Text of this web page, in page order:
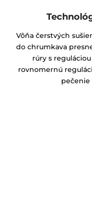
Vôňa čerstvých
do chrumkava
rúry s
rovnomernú
pečenie